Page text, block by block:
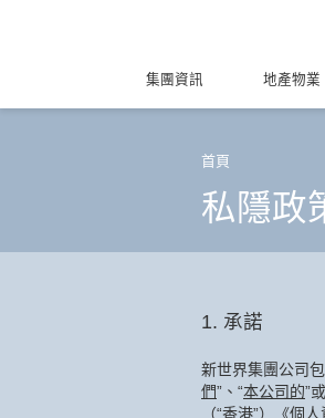
集團資訊 地產物業
首頁
私隱政
1. 承諾
新世界集團公司
們”、“本公司的”
（“香港”）《個